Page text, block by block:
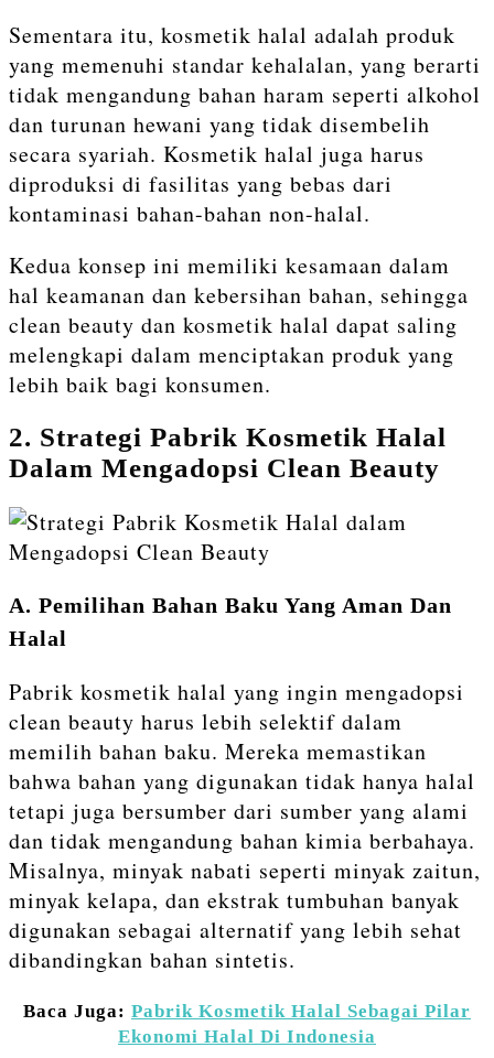
Sementara itu, kosmetik halal adalah produk
yang memenuhi standar kehalalan, yang berarti
tidak mengandung bahan haram seperti alkohol
dan turunan hewani yang tidak disembelih
secara syariah. Kosmetik halal juga harus
diproduksi di fasilitas yang bebas dari
kontaminasi bahan-bahan non-halal.
Kedua konsep ini memiliki kesamaan dalam
hal keamanan dan kebersihan bahan, sehingga
clean beauty dan kosmetik halal dapat saling
melengkapi dalam menciptakan produk yang
lebih baik bagi konsumen.
2. Strategi Pabrik Kosmetik Halal
Dalam Mengadopsi Clean Beauty
A. Pemilihan Bahan Baku Yang Aman Dan
Halal
Pabrik kosmetik halal yang ingin mengadopsi
clean beauty harus lebih selektif dalam
memilih bahan baku. Mereka memastikan
bahwa bahan yang digunakan tidak hanya halal
tetapi juga bersumber dari sumber yang alami
dan tidak mengandung bahan kimia berbahaya.
Misalnya, minyak nabati seperti minyak zaitun,
minyak kelapa, dan ekstrak tumbuhan banyak
digunakan sebagai alternatif yang lebih sehat
dibandingkan bahan sintetis.
Baca Juga: Pabrik Kosmetik Halal Sebagai Pilar
Ekonomi Halal Di Indonesia